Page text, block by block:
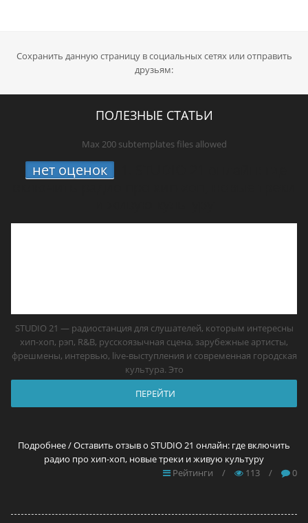
Сохранить данную страницу в социальных сетях или отправить
друзьям:
ПОЛЕЗНЫЕ СТАТЬИ
Max 200 subtemplates files allowed
нет оценок
STUDIO 21 — радиостанция для слушателей, которым интересны
хип-хоп, рэп, R&B, русскоязычная сцена, зарубежные артисты,
фрешмены, интервью, live-выступления и современная городская
культура. Это
ПЕРЕЙТИ
Подробнее / Оставить отзыв о STUDIO 21 онлайн: где включить
радио про хип-хоп, новые треки и живую культуру
Рейтинги
/ 113 / 0